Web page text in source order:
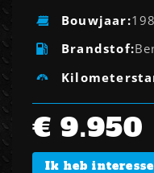
Bouwjaar:
Brandstof:
€ 9.950
Ik heb